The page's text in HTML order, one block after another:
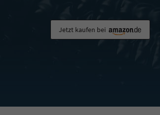
Jetzt kaufen bei